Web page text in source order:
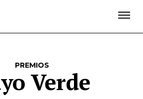
PREMIOS
Verde
NEWSLETTER